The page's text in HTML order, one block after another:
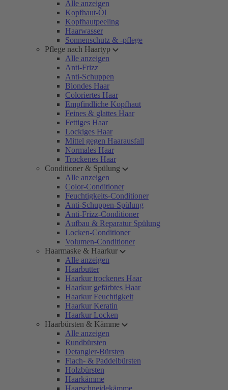
Alle anzeigen
Kopfhaut-Öl
Kopfhautpeeling
Haarwasser
Sonnenschutz & -pflege
Pflege nach Haartyp
Alle anzeigen
Anti-Frizz
Anti-Schuppen
Blondes Haar
Coloriertes Haar
Empfindliche Kopfhaut
Feines & glattes Haar
Fettiges Haar
Lockiges Haar
Mittel gegen Haarausfall
Normales Haar
Trockenes Haar
Conditioner & Spülung
Alle anzeigen
Color-Conditioner
Feuchtigkeits-Conditioner
Anti-Schuppen-Spülung
Anti-Frizz-Conditioner
Aufbau & Reparatur Spülung
Locken-Conditioner
Volumen-Conditioner
Haarmaske & Haarkur
Alle anzeigen
Haarbutter
Haarkur trockenes Haar
Haarkur gefärbtes Haar
Haarkur Feuchtigkeit
Haarkur Keratin
Haarkur Locken
Haarbürsten & Kämme
Alle anzeigen
Rundbürsten
Detangler-Bürsten
Flach- & Paddelbürsten
Holzbürsten
Haarkämme
Haarschneidekämme